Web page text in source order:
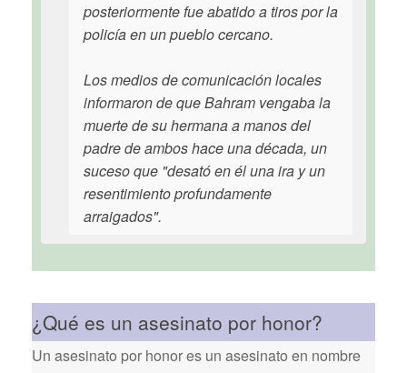
posteriormente fue abatido a tiros por la
policía en un pueblo cercano.
Los medios de comunicación locales
informaron de que Bahram vengaba la
muerte de su hermana a manos del
padre de ambos hace una década, un
suceso que "desató en él una ira y un
resentimiento profundamente
arraigados".
¿Qué es un asesinato por honor?
Un asesinato por honor es un asesinato en nombre